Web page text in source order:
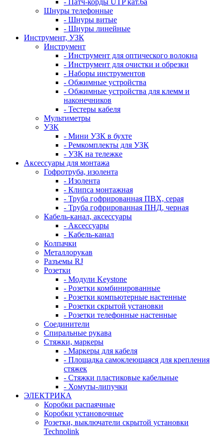
- Патч-корды UTP кат.6а
Шнуры телефонные
- Шнуры витые
- Шнуры линейные
Инструмент, УЗК
Инструмент
- Инструмент для оптического волокна
- Инструмент для очистки и обрезки
- Наборы инструментов
- Обжимные устройства
- Обжимные устройства для клемм и
наконечников
- Тестеры кабеля
Мультиметры
УЗК
- Мини УЗК в бухте
- Ремкомплекты для УЗК
- УЗК на тележке
Аксессуары для монтажа
Гофротруба, изолента
- Изолента
- Клипса монтажная
- Труба гофрированная ПВХ, серая
- Труба гофрированная ПНД, черная
Кабель-канал, аксессуары
- Аксессуары
- Кабель-канал
Колпачки
Металлорукав
Разъемы RJ
Розетки
- Модули Keystone
- Розетки комбинированные
- Розетки компьютерные настенные
- Розетки скрытой установки
- Розетки телефонные настенные
Соединители
Спиральные рукава
Стяжки, маркеры
- Маркеры для кабеля
- Площадка самоклеющаяся для крепления
стяжек
- Стяжки пластиковые кабельные
- Хомуты-липучки
ЭЛЕКТРИКА
Коробки распаячные
Коробки установочные
Розетки, выключатели скрытой установки
Technolink